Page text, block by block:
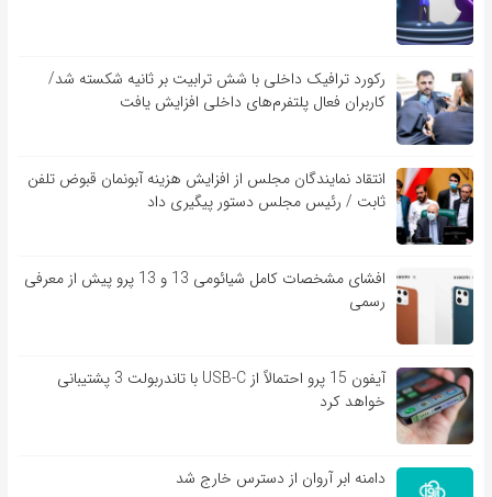
رکورد ترافیک داخلی با شش ترابیت بر ثانیه شکسته شد/
کاربران فعال پلتفرم‌های داخلی افزایش یافت
انتقاد نمایندگان مجلس از افزایش هزینه آبونمان قبوض تلفن
ثابت / رئیس مجلس دستور پیگیری داد
افشای مشخصات کامل شیائومی 13 و 13 پرو پیش از معرفی
رسمی
آیفون 15 پرو احتمالاً از USB-C با تاندربولت 3 پشتیبانی
خواهد کرد
دامنه ابر آروان از دسترس خارج شد